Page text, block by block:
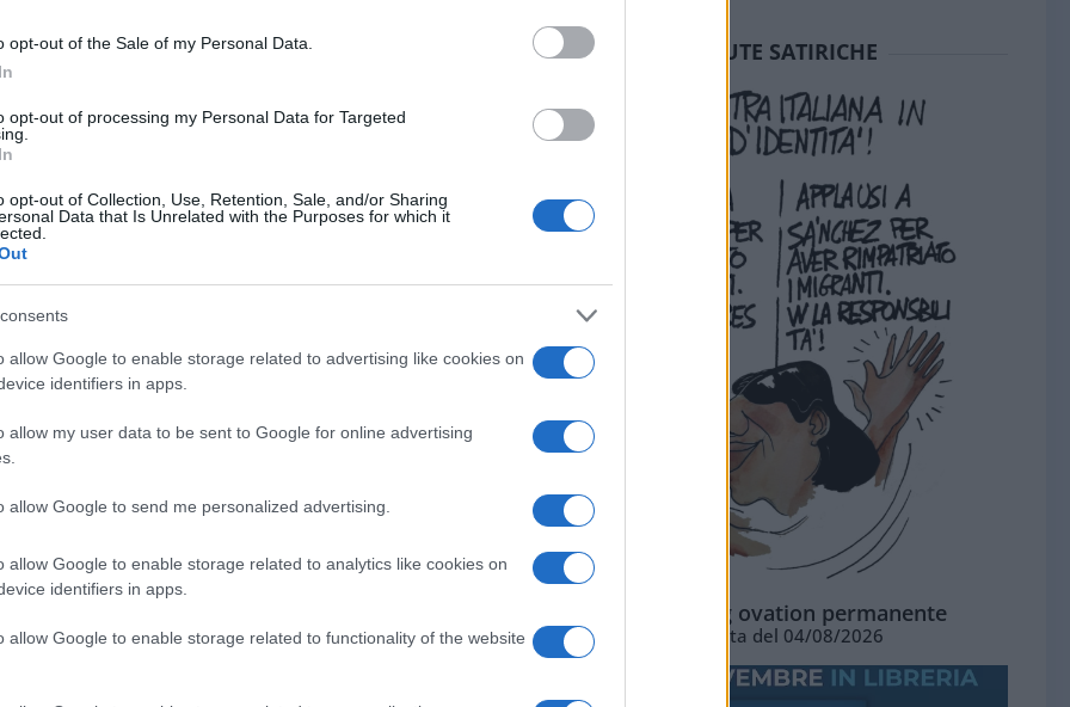
opt-out of the Sale of my Personal Data.
opt-out of processing my Personal Data for Targeted
opt-out of Collection, Use, Retention, Sale, and/or Sharing
Data that Is Unrelated with the Purposes for which it
allow Google to enable storage related to advertising like cookies on
identifiers in apps.
allow my user data to be sent to Google for online advertising
allow Google to send me personalized advertising.
allow Google to enable storage related to analytics like cookies on
identifiers in apps.
allow Google to enable storage related to functionality of the website
università anglosassoni,la scure del
anche sulla prestigiosa
di aver espresso, seppur con termini
scelta ideologica dell’ateneo.
l’inaugurazione dei
decisione dell’ateneo di seguire la
avrebbero reagito con
sanzionati poi dall’università con un
sospensione di ben sei mesi per i tre
della Bocconi.
dal momento in cui va a punire
in questione. Certo, i tre giovani
diverso per esprimere il loro
Non c’è dubbio. Ma ciò non
Bocconi di
di un’istituzione universitaria
menti dei suoi studenti abituandole a
SEDUTE SATIRICHE
La standing ovation permanente
Vignetta del 04/08/2026